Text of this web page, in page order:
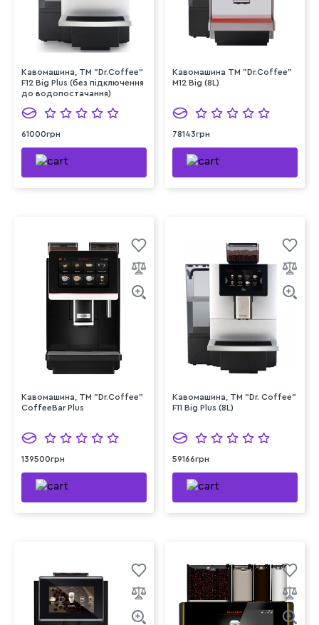
Кавомашина, ТМ "Dr.Coffee"
F12 Big Plus (без підключення
до водопостачання)
61000грн
Кавомашина ТМ "Dr.Coffee"
M12 Big (8L)
78143грн
Кавомашина, ТМ "Dr.Coffee"
CoffeeBar Plus
139500грн
Кавомашина, TM "Dr. Coffee"
F11 Big Plus (8L)
59166грн